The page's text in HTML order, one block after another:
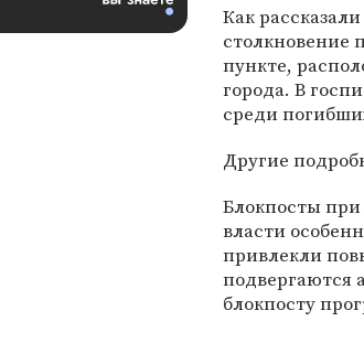
Как
столкновение
пункте,
города. В
среди
Другие
Блокпосты
власти
привлекли
подвергаются
блокпосту